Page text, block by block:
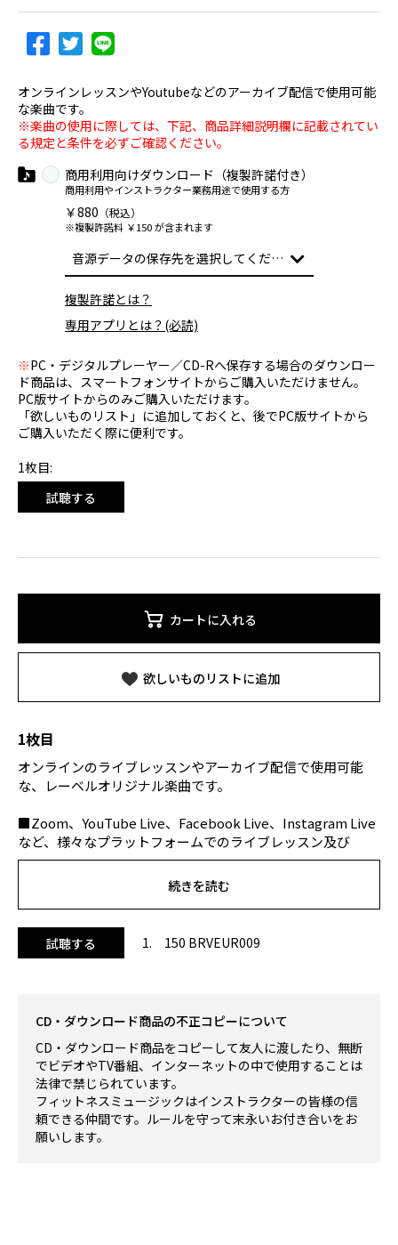
オンラインレッスンやYoutubeなどのアーカイブ配信で使用可能
な楽曲です。
※楽曲の使用に際しては、下記、商品詳細説明欄に記載されてい
る規定と条件を必ずご確認ください。
商用利用向けダウンロード（複製許諾付き）
商用利用やインストラクター業務用途で使用する方
￥880 （税込）
※複製許諾料 ￥150 が含まれます
複製許諾とは？
専用アプリとは？(必読)
※PC・デジタルプレーヤー／CD-Rへ保存する場合のダウンロー
ド商品は、スマートフォンサイトからご購入いただけません。
PC版サイトからのみご購入いただけます。
「欲しいものリスト」に追加しておくと、後でPC版サイトから
ご購入いただく際に便利です。
1枚目:
試聴する
カートに入れる
欲しいものリストに追加
1枚目
オンラインのライブレッスンやアーカイブ配信で使用可能
な、レーベルオリジナル楽曲です。
■Zoom、YouTube Live、Facebook Live、Instagram Live
など、様々なプラットフォームでのライブレッスン及び
Youtubeなどでのアーカイブ配信で使用可能です。
■個人の方の使用に限ります。企業やフィットネスクラブ
等、法人による使用の場合は別途ライセンス契約が必要で
■各商品に付帯するライセンスの適用範囲外での使用は禁止
されています。
法人が利用すること。
通常のスタジオレッスンでも使用いただけますが、演奏権
使用料（音楽使用料）は発生いたしますのでご注意くださ
い。
続きを読む
試聴する 1. 150 BRVEUR009
CD・ダウンロード商品の不正コピーについて
CD・ダウンロード商品をコピーして友人に渡したり、無断
でビデオやTV番組、インターネットの中で使用することは
法律で禁じられています。
フィットネスミュージックはインストラクターの皆様の信
頼できる仲間です。ルールを守って末永いお付き合いをお
願いします。